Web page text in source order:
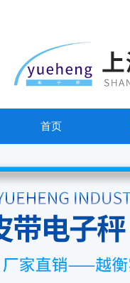
首页